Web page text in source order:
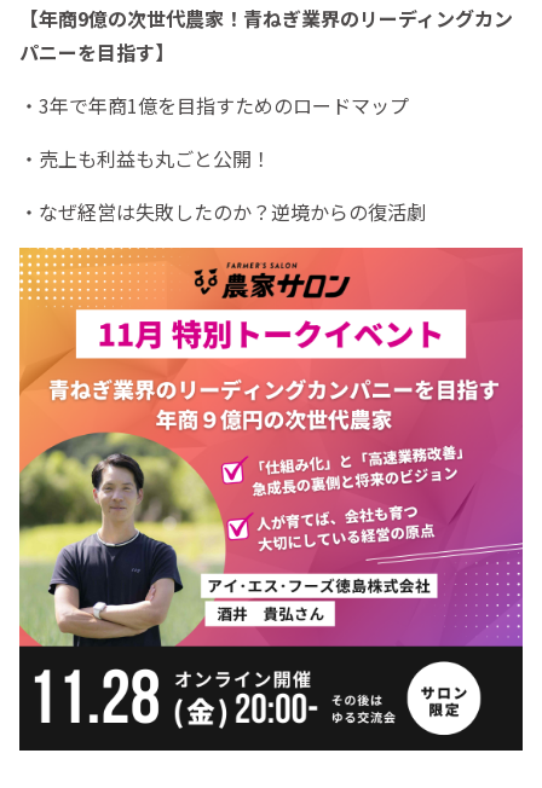
【年商9億の次世代農家！青ねぎ業界のリーディングカン
パニーを目指す】
・3年で年商1億を目指すためのロードマップ
・売上も利益も丸ごと公開！
・なぜ経営は失敗したのか？逆境からの復活劇